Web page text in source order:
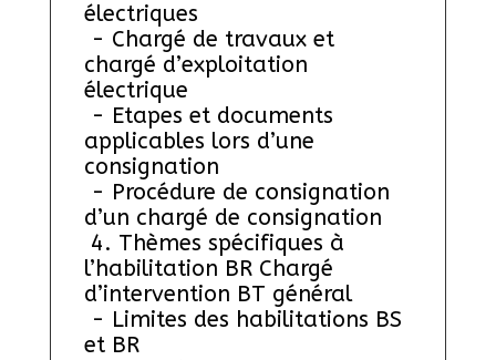
électriques
chargé d’exploitation
électrique
applicables lors d’une
consignation
d’un chargé de consignation
l’habilitation BR Chargé
d’intervention BT général
et BR